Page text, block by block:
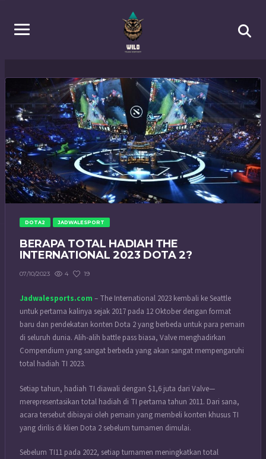
DOTA2 JADWALESPORT
BERAPA TOTAL HADIAH THE
INTERNATIONAL 2023 DOTA 2?
07/10/2023 4 19
Jadwalesports.com – The International 2023 kembali ke Seattle
untuk pertama kalinya sejak 2017 pada 12 Oktober dengan format
baru dan pendekatan konten Dota 2 yang berbeda untuk para pemain
di seluruh dunia. Alih-alih battle pass biasa, Valve menghadirkan
Compendium yang sangat berbeda yang akan sangat mempengaruhi
total hadiah TI 2023.
Setiap tahun, hadiah TI diawali dengan $1,6 juta dari Valve—
merepresentasikan total hadiah di TI pertama tahun 2011. Dari sana,
acara tersebut dibiayai oleh pemain yang membeli konten khusus TI
yang dirilis di klien Dota 2 sebelum turnamen dimulai.
Sebelum TI11 pada 2022, setiap turnamen meningkatkan total